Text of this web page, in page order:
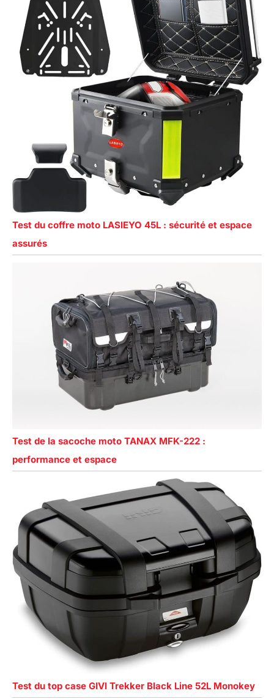
Test du coffre moto LASIEYO 45L : sécurité et espace
assurés
Test de la sacoche moto TANAX MFK-222 :
performance et espace
Test du top case GIVI Trekker Black Line 52L Monokey